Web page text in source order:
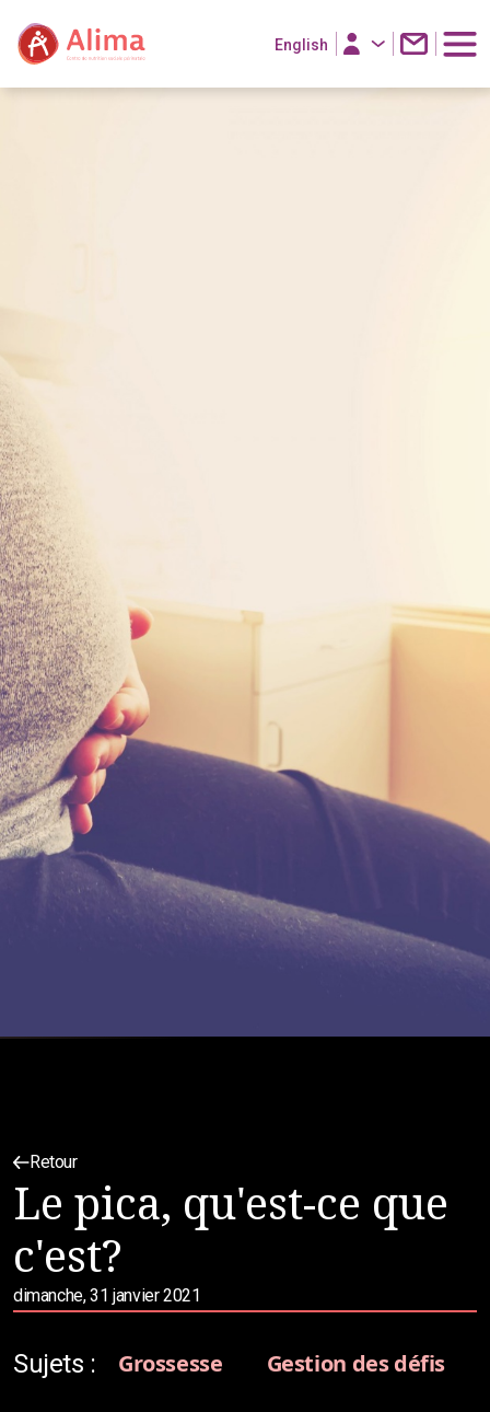
English
Retour
Le pica, qu'est-ce que
c'est?
dimanche, 31 janvier 2021
Sujets : Grossesse Gestion des défis